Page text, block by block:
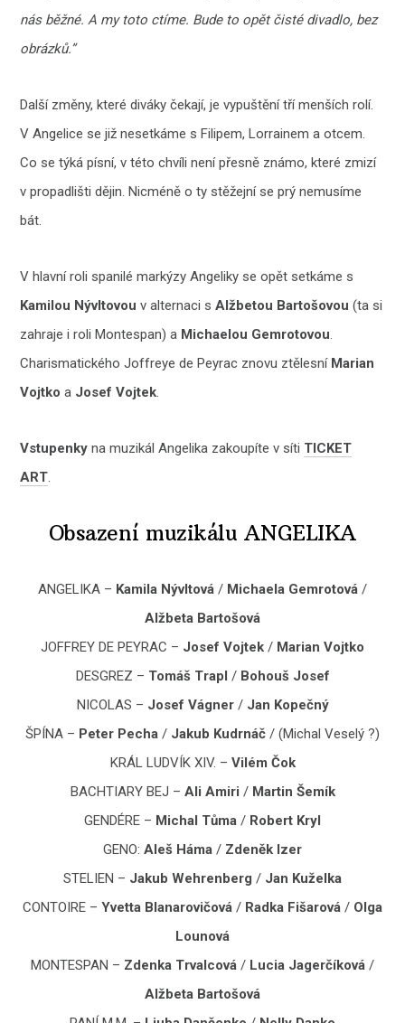
nás běžné. A my toto ctíme. Bude to opět čisté divadlo, bez
obrázků.”
Další změny, které diváky čekají, je vypuštění tří menších rolí.
V Angelice se již nesetkáme s Filipem, Lorrainem a otcem.
Co se týká písní, v této chvíli není přesně známo, které zmizí
v propadlišti dějin. Nicméně o ty stěžejní se prý nemusíme
bát.
V hlavní roli spanilé markýzy Angeliky se opět setkáme s
Kamilou Nývltovou v alternaci sAlžbetou Bartošovou (ta si
zahraje i roli Montespan) a Michaelou Gemrotovou.
Charismatického Joffreye de Peyrac znovu ztělesníMarian
Vojtko a Josef Vojtek.
Vstupenky na muzikál Angelika zakoupíte v síti TICKET
ART.
Obsazení muzikálu ANGELIKA
ANGELIKA – Kamila Nývltová / Michaela Gemrotová /
Alžbeta Bartošová
JOFFREY DE PEYRAC – Josef Vojtek / Marian Vojtko
DESGREZ – Tomáš Trapl / Bohouš Josef
NICOLAS – Josef Vágner/ Jan Kopečný
ŠPÍNA – Peter Pecha / Jakub Kudrnáč / (Michal Veselý ?)
KRÁL LUDVÍK XIV. – Vilém Čok
BACHTIARY BEJ – Ali Amiri / Martin Šemík
GENDÉRE – Michal Tůma / Robert Kryl
GENO: Aleš Háma / Zdeněk Izer
STELIEN – Jakub Wehrenberg / Jan Kuželka
CONTOIRE – Yvetta Blanarovičová / Radka Fišarová / Olga
Lounová
MONTESPAN – Zdenka Trvalcová / Lucia Jagerčíková /
Alžbeta Bartošová